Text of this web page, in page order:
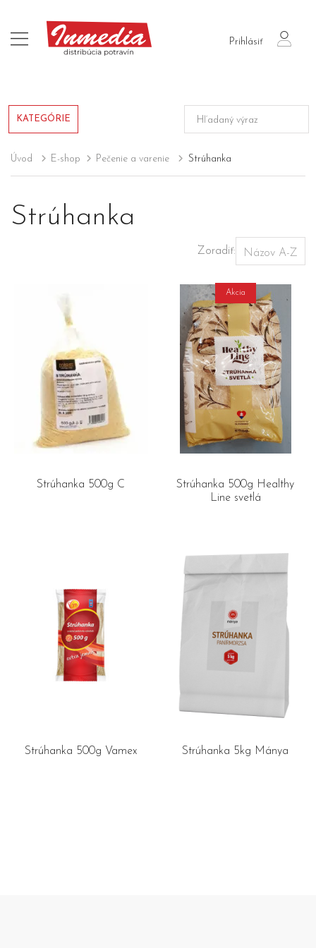
Prihlásiť
login
KATEGÓRIE
Úvod E-shop Pečenie a varenie Strúhanka
Strúhanka
Zoradiť:
Strúhanka 500g C
Akcia
Strúhanka 500g Healthy
Line svetlá
Strúhanka 500g Vamex Strúhanka 5kg Mánya